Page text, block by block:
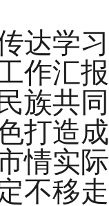
学习
作汇
族共
打造
情实
不移